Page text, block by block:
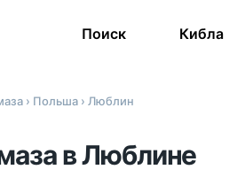
Поиск Кибла
› Польша › Люблин
в Люблине